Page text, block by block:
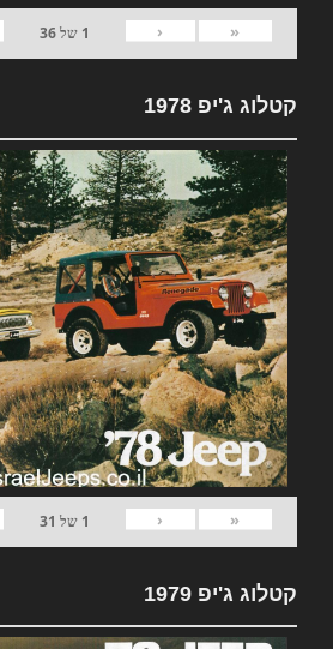
«
‹
1 של36
קטלוג ג'יפ 1978
«
‹
1 של 31
קטלוג ג'יפ 1979